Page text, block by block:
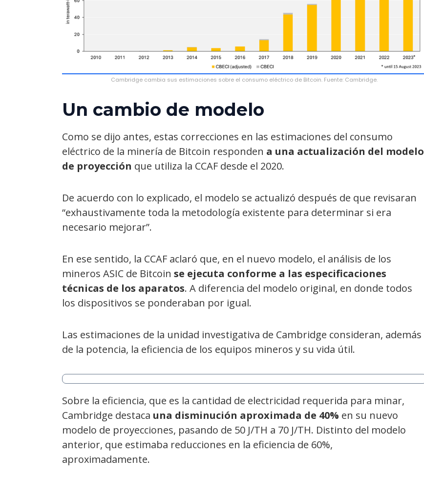
Cambridge cambia sus estimaciones sobre el consumo eléctrico de Bitcoin. Fuente: Cambridge.
Un cambio de modelo
Como se dijo antes, estas correcciones en las estimaciones del consumo
eléctrico de la minería de Bitcoin responden a una actualización del modelo
de proyección que utiliza la CCAF desde el 2020.
De acuerdo con lo explicado, el modelo se actualizó después de que revisaran
“exhaustivamente toda la metodología existente para determinar si era
necesario mejorar”.
En ese sentido, la CCAF aclaró que, en el nuevo modelo, el análisis de los
mineros ASIC de Bitcoin se ejecuta conforme a las especificaciones
técnicas de los aparatos. A diferencia del modelo original, en donde todos
los dispositivos se ponderaban por igual.
Las estimaciones de la unidad investigativa de Cambridge consideran, además
de la potencia, la eficiencia de los equipos mineros y su vida útil.
Sobre la eficiencia, que es la cantidad de electricidad requerida para minar,
Cambridge destaca una disminución aproximada de 40% en su nuevo
modelo de proyecciones, pasando de 50 J/TH a 70 J/TH. Distinto del modelo
anterior, que estimaba reducciones en la eficiencia de 60%,
aproximadamente.